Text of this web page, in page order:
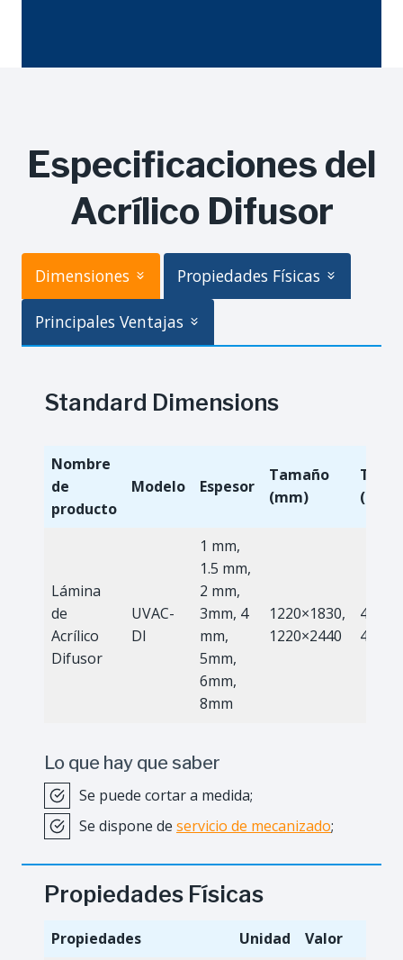
Especificaciones del
Acrílico Difusor
Dimensiones Propiedades Físicas
Principales Ventajas
Standard Dimensions
Nombre
de
producto
Modelo Espesor
Tamaño
(mm)
(pies)
Lámina
de
Acrílico
Difusor
UVAC-
DI
1 mm,
1.5 mm,
2 mm,
3mm, 4
mm,
5mm,
6mm,
8mm
1220×1830,
1220×2440
4x6ft,
4x8ft
Lo que hay que saber
Se puede cortar a medida;
Se dispone de servicio de mecanizado;
Propiedades Físicas
Propiedades Unidad
Valor